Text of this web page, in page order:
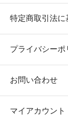
特定商取引法に
プライバシーポ
お問い合わせ
マイアカウント